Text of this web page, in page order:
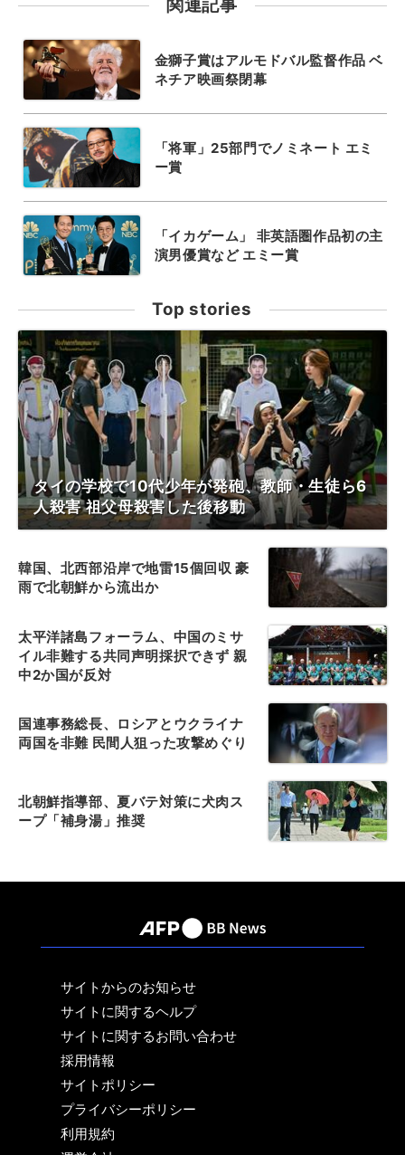
関連記事
金獅子賞はアルモドバル監督作品 ベ
ネチア映画祭閉幕
「将軍」25部門でノミネート エミ
ー賞
「イカゲーム」 非英語圏作品初の主
演男優賞など エミー賞
Top stories
タイの学校で10代少年が発砲、教師・生徒ら6
人殺害 祖父母殺害した後移動
韓国、北西部沿岸で地雷15個回収 豪
雨で北朝鮮から流出か
太平洋諸島フォーラム、中国のミサ
イル非難する共同声明採択できず 親
中2か国が反対
国連事務総長、ロシアとウクライナ
両国を非難 民間人狙った攻撃めぐり
北朝鮮指導部、夏バテ対策に犬肉ス
ープ「補身湯」推奨
サイトからのお知らせ
サイトに関するヘルプ
サイトに関するお問い合わせ
採用情報
サイトポリシー
プライバシーポリシー
利用規約